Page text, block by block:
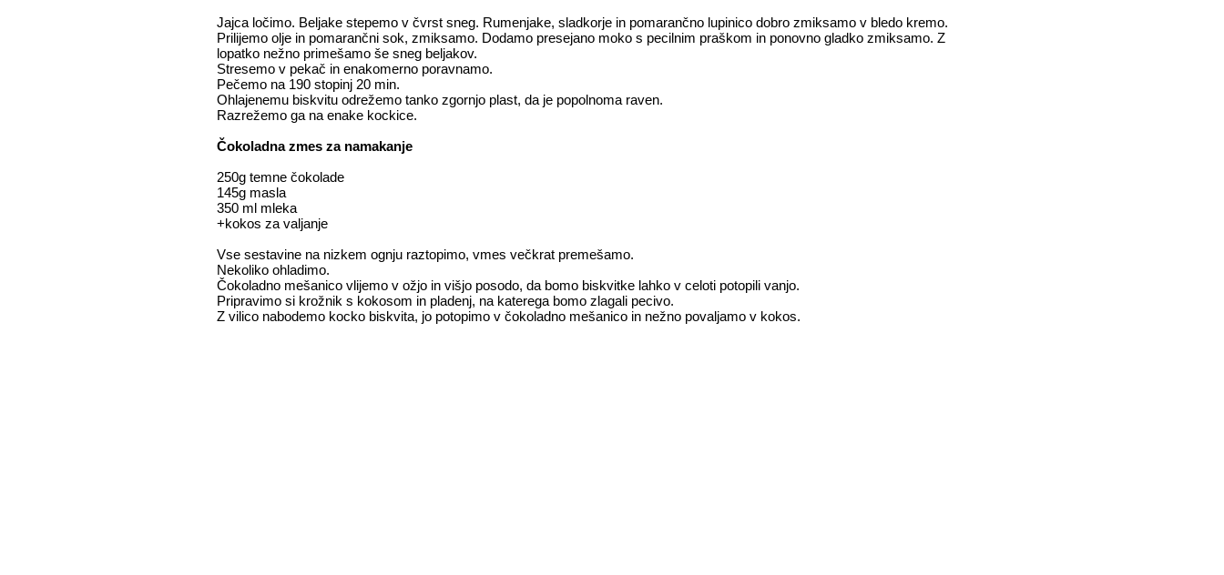
Jajca ločimo. Beljake stepemo v čvrst sneg. Rumenjake, sladkorje in pomarančno lupinico dobro zmiksamo v bledo kremo.
Prilijemo olje in pomarančni sok, zmiksamo. Dodamo presejano moko s pecilnim praškom in ponovno gladko zmiksamo. Z
lopatko nežno primešamo še sneg beljakov.
Stresemo v pekač in enakomerno poravnamo.
Pečemo na 190 stopinj 20 min.
Ohlajenemu biskvitu odrežemo tanko zgornjo plast, da je popolnoma raven.
Razrežemo ga na enake kockice.
Čokoladna zmes za namakanje
250g temne čokolade
145g masla
350 ml mleka
+kokos za valjanje
Vse sestavine na nizkem ognju raztopimo, vmes večkrat premešamo.
Nekoliko ohladimo.
Čokoladno mešanico vlijemo v ožjo in višjo posodo, da bomo biskvitke lahko v celoti potopili vanjo.
Pripravimo si krožnik s kokosom in pladenj, na katerega bomo zlagali pecivo.
Z vilico nabodemo kocko biskvita, jo potopimo v čokoladno mešanico in nežno povaljamo v kokos.